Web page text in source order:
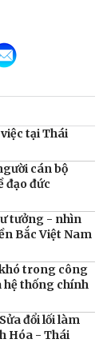
tại Thái
cán bộ
đạo đức
tưởng - nhìn
Bắc Việt Nam
trong công
hệ thống chính
đổi lối làm
Hóa - Thái